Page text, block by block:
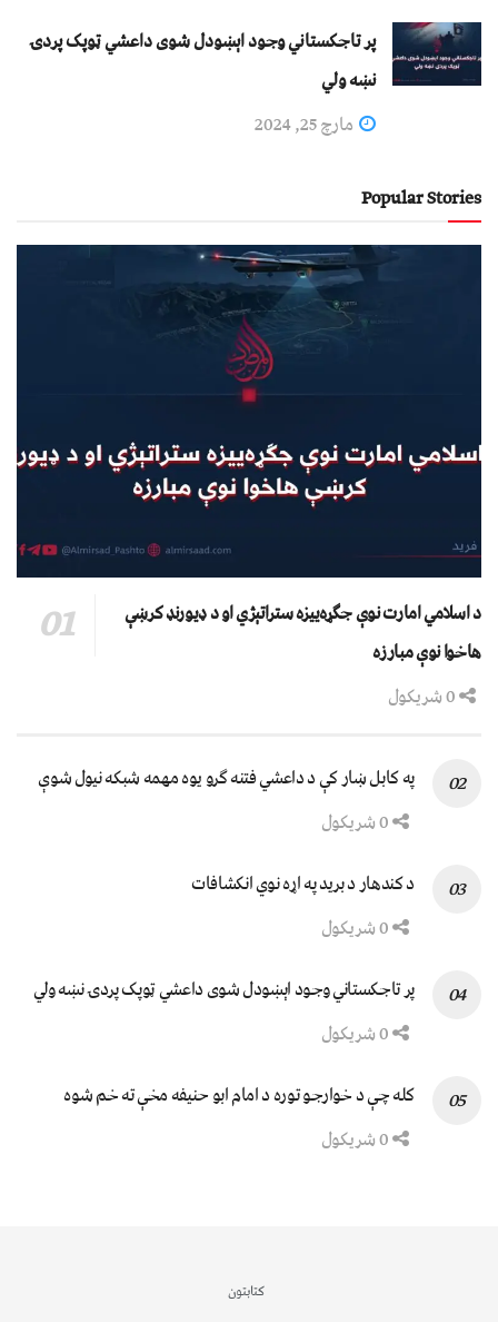
پر تاجکستاني وجود اېښودل شوی داعشي ټوپک پردۍ
نښه ولي
مارچ 25, 2024
Popular Stories
د اسلامي امارت نوې جګړه‌ییزه ستراتېژي او د ډیورنډ کرښې
هاخوا نوې مبارزه
په کابل ښار کې د داعشي فتنه ګرو يوه مهمه شبکه نيول شوې
د کندهار د برید په اړه نوي انکشافات
پر تاجکستاني وجود اېښودل شوی داعشي ټوپک پردۍ نښه ولي
کله چې د خوارجو توره د امام ابو حنیفه مخې ته خم شوه
کتابتون